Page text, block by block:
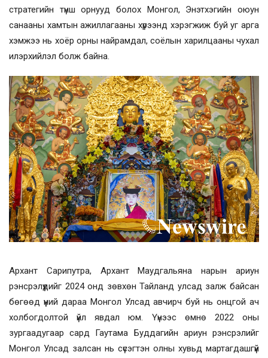
стратегийн түнш орнууд болох Монгол, Энэтхэгийн оюун
санааны хамтын ажиллагааны хүрээнд хэрэгжиж буй уг арга
хэмжээ нь хоёр орны найрамдал, соёлын харилцааны чухал
илэрхийлэл болж байна.
Архант Сарипутра, Архант Маудгальяна нарын ариун
рэнсрэлүүдийг 2024 онд зөвхөн Тайланд улсад залж байсан
бөгөөд үүний дараа Монгол Улсад авчирч буй нь онцгой ач
холбогдолтой үйл явдал юм. Үүнээс өмнө 2022 оны
зургаадугаар сард Гаутама Буддагийн ариун рэнсрэлийг
Монгол Улсад залсан нь сүсэгтэн олны хувьд мартагдашгүй